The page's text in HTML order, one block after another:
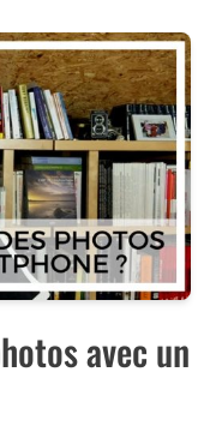
avec un